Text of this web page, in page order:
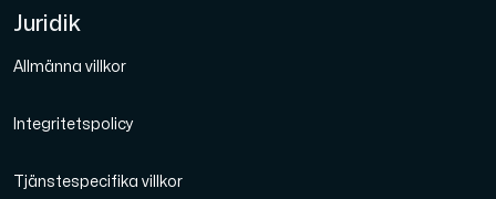
Colocation finns i två datacenter: Hudiksvall och
Juridik
Allmänna villkor
Integritetspolicy
Tjänstespecifika villkor